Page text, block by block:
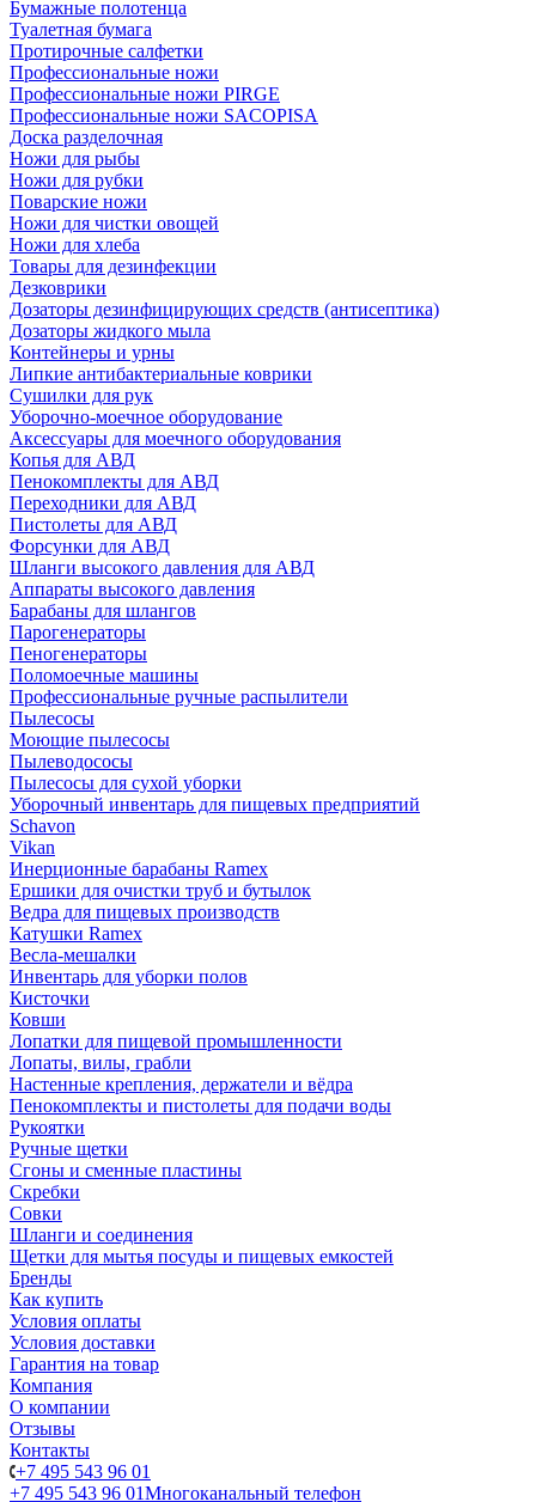
Бумажные полотенца
Туалетная бумага
Протирочные салфетки
Профессиональные ножи
Профессиональные ножи PIRGE
Профессиональные ножи SACOPISA
Доска разделочная
Ножи для рыбы
Ножи для рубки
Поварские ножи
Ножи для чистки овощей
Ножи для хлеба
Товары для дезинфекции
Дезковрики
Дозаторы дезинфицирующих средств (антисептика)
Дозаторы жидкого мыла
Контейнеры и урны
Липкие антибактериальные коврики
Сушилки для рук
Уборочно-моечное оборудование
Аксессуары для моечного оборудования
Копья для АВД
Пенокомплекты для АВД
Переходники для АВД
Пистолеты для АВД
Форсунки для АВД
Шланги высокого давления для АВД
Аппараты высокого давления
Барабаны для шлангов
Парогенераторы
Пеногенераторы
Поломоечные машины
Профессиональные ручные распылители
Пылесосы
Моющие пылесосы
Пылеводососы
Пылесосы для сухой уборки
Уборочный инвентарь для пищевых предприятий
Schavon
Vikan
Инерционные барабаны Ramex
Ершики для очистки труб и бутылок
Ведра для пищевых производств
Катушки Ramex
Весла-мешалки
Инвентарь для уборки полов
Кисточки
Ковши
Лопатки для пищевой промышленности
Лопаты, вилы, грабли
Настенные крепления, держатели и вёдра
Пенокомплекты и пистолеты для подачи воды
Рукоятки
Ручные щетки
Сгоны и сменные пластины
Скребки
Совки
Шланги и соединения
Щетки для мытья посуды и пищевых емкостей
Бренды
Как купить
Условия оплаты
Условия доставки
Гарантия на товар
Компания
О компании
Отзывы
Контакты
+7 495 543 96 01
+7 495 543 96 01Многоканальный телефон